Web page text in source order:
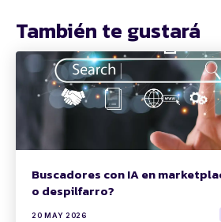
También te gustará
Buscadores con IA en
o despilfarro?
20 MAY 2026